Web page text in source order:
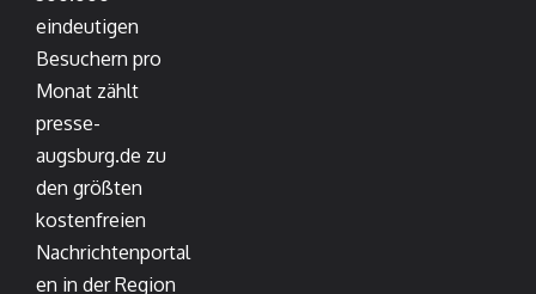
eindeutigen
Besuchern pro
Monat zählt
presse-
augsburg.de zu
den größten
kostenfreien
Nachrichtenportal
en in der Region